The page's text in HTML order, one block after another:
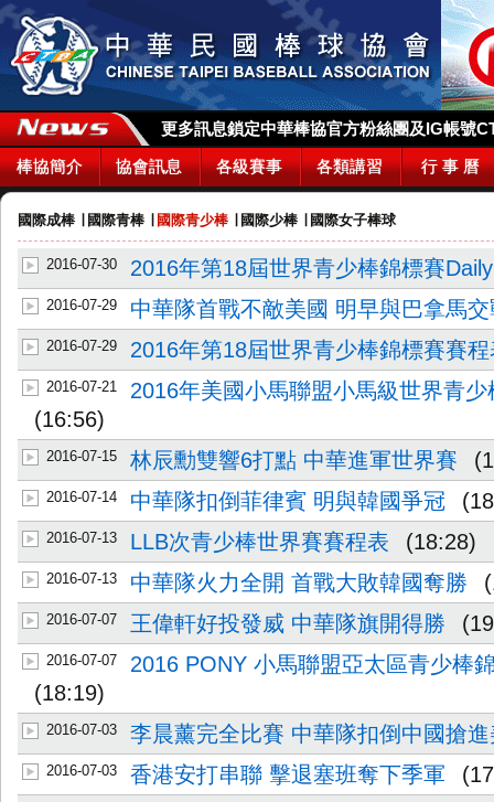
更多訊息鎖定中華棒協官方粉絲團及IG帳號
棒協簡介 協會訊息 各級賽事 各類講習 行 事 曆
國際成棒 國際青棒 國際青少棒 國際少棒 國際女子棒球
2016-07-30 2016年第18屆世界青少棒錦標賽
2016-07-29 中華隊首戰不敵美國 明早與巴拿馬交
2016-07-29 2016年第18屆世界青少棒錦標賽賽程
2016-07-21
2016年美國小馬聯盟小馬級世界青
(16:56)
2016-07-15 林辰勳雙響6打點 中華進軍世界賽
2016-07-14 中華隊扣倒菲律賓 明與韓國爭冠
2016-07-13 LLB次青少棒世界賽賽程表 (18:28)
2016-07-13 中華隊火力全開 首戰大敗韓國奪勝
2016-07-07 王偉軒好投發威 中華隊旗開得勝
2016-07-07
2016 PONY 小馬聯盟亞太區青少棒
(18:19)
2016-07-03 李晨薰完全比賽 中華隊扣倒中國搶
2016-07-03 香港安打串聯 擊退塞班奪下季軍